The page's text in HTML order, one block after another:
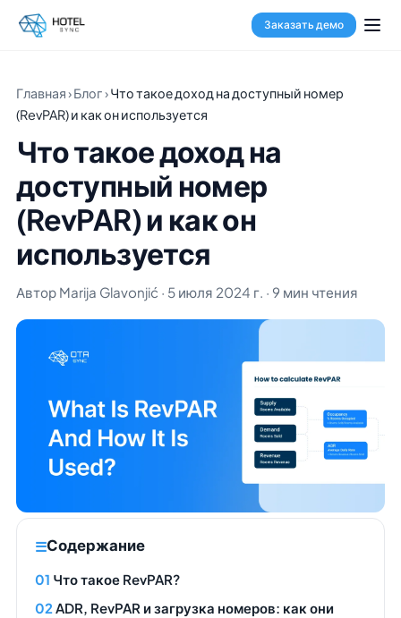
Заказать демо
Главная›Блог›Что такое доход на доступный номер
(RevPAR) и как он используется
Что такое доход на
доступный номер
(RevPAR) и как он
используется
Автор Marija Glavonjić · 5 июля 2024 г. · 9 мин чтения
Содержание
Что такое RevPAR?
ADR, RevPAR и загрузка номеров: как они